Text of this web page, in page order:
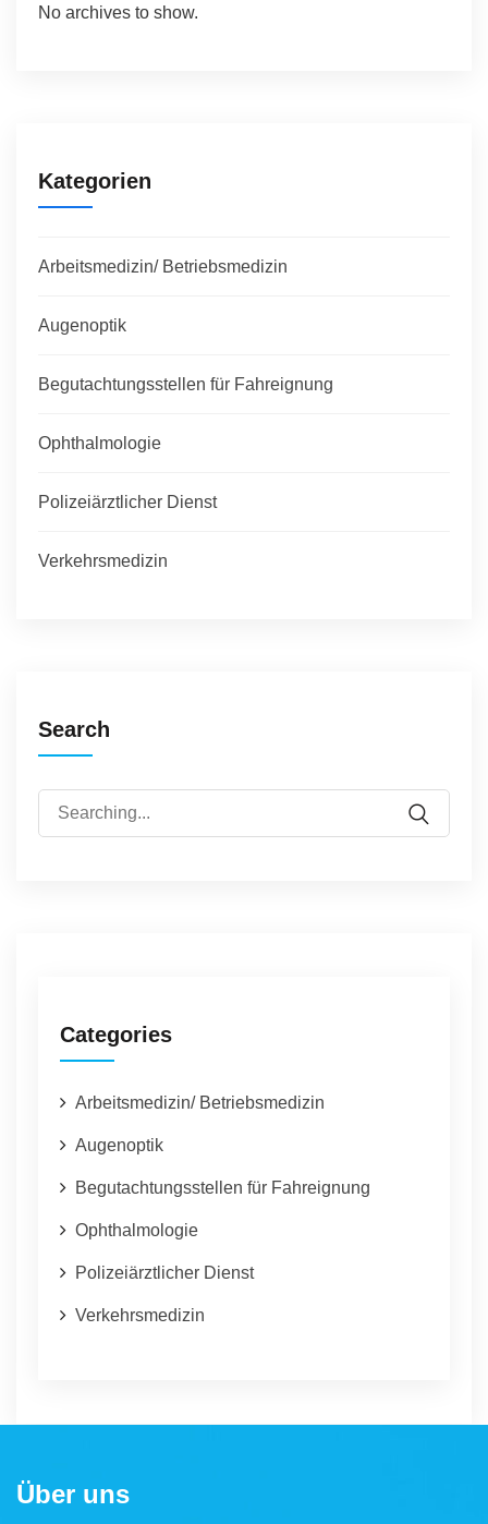
No archives to show.
Kategorien
Arbeitsmedizin/ Betriebsmedizin
Augenoptik
Begutachtungsstellen für Fahreignung
Ophthalmologie
Polizeiärztlicher Dienst
Verkehrsmedizin
Search
Search
for:
Categories
Arbeitsmedizin/ Betriebsmedizin
Augenoptik
Begutachtungsstellen für Fahreignung
Ophthalmologie
Polizeiärztlicher Dienst
Verkehrsmedizin
Über uns